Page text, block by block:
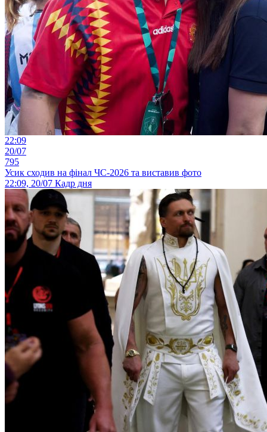
22:09
20/07
795
Усик сходив на фінал ЧС-2026 та виставив фото
22:09, 20/07 Кадр дня